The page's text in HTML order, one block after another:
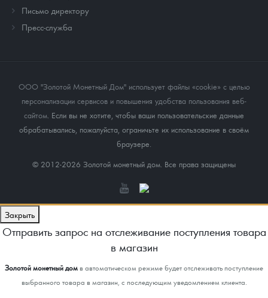
Письмо директору
Пресс-служба
ООО "Золотой Монетный Дом" использует файлы «cookie» с целью
персонализации сервисов и повышения удобства пользования веб-
сайтом. Если вы не хотите, чтобы ваши пользовательские данные
обрабатывались, пожалуйста, ограничьте их использование в своём
браузере.
© 2012-2026 Золотой монетный дом. Все права защищены
Закрыть
Отправить запрос на отслеживание поступления товара
в магазин
Золотой монетный домв автоматическом режиме будет отслеживать поступление
выбранного товара в магазин, с последующим уведомлением клиента.